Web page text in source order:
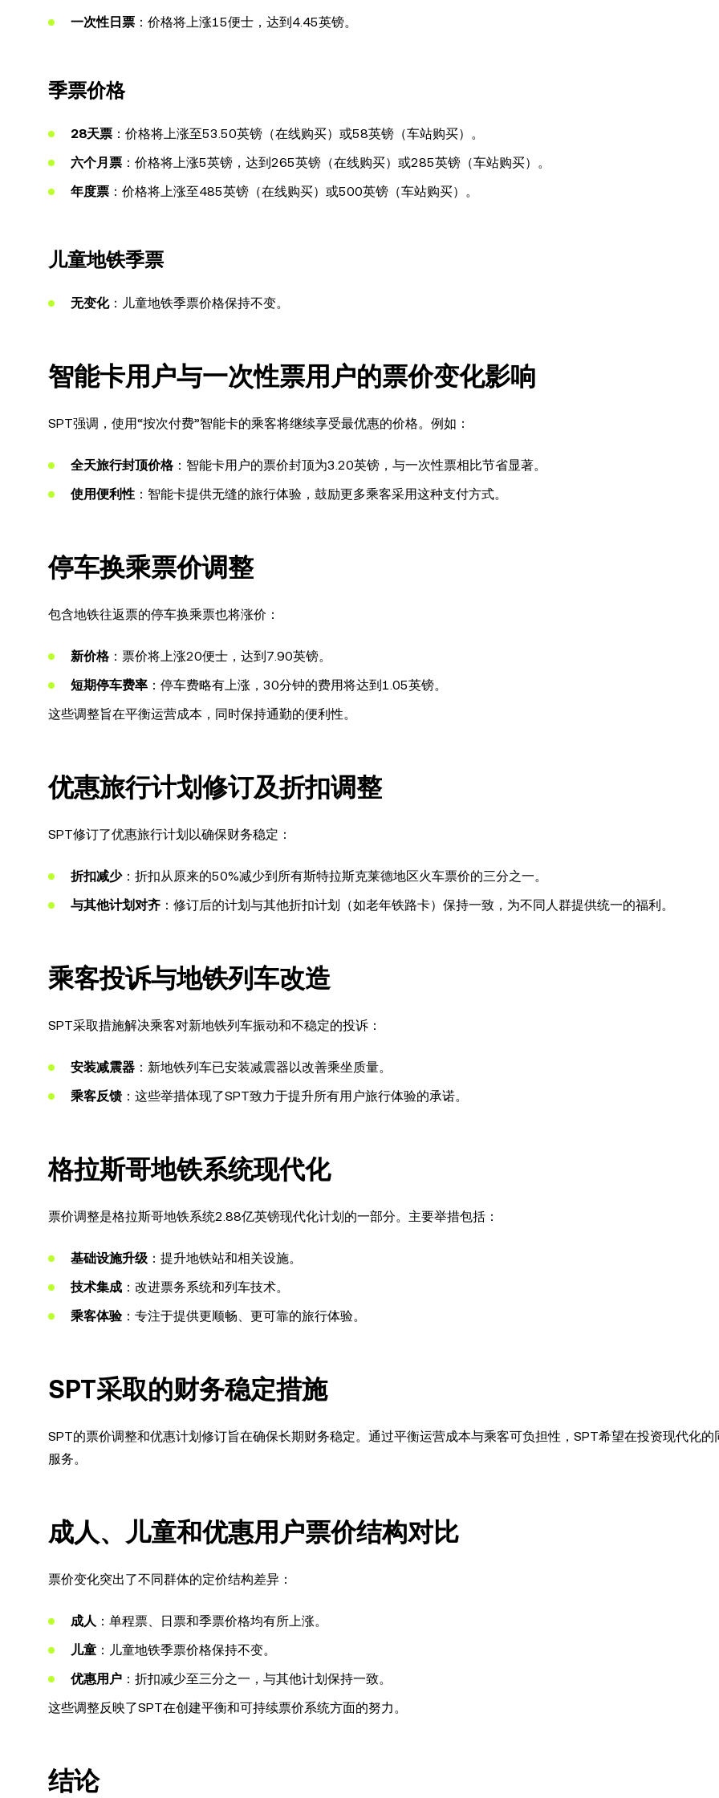
一次性日票 ：价格将上涨15便士，达到4.45英镑。
季票价格
28天票 ：价格将上涨至53.50英镑（在线购买）或58英镑（车站购买）。
六个月票 ：价格将上涨5英镑，达到265英镑（在线购买）或285英镑（车站购买）。
年度票 ：价格将上涨至485英镑（在线购买）或500英镑（车站购买）。
儿童地铁季票
无变化：儿童地铁季票价格保持不变。
智能卡用户与一次性票用户的票价变化影响
SPT强调，使用“按次付费”智能卡的乘客将继续享受最优惠的价格。例如：
全天旅行封顶价格：智能卡用户的票价封顶为3.20英镑，与一次性票相比节省显著。
使用便利性 ：智能卡提供无缝的旅行体验，鼓励更多乘客采用这种支付方式。
停车换乘票价调整
包含地铁往返票的停车换乘票也将涨价：
新价格：票价将上涨20便士，达到7.90英镑。
短期停车费率 ：停车费略有上涨，30分钟的费用将达到1.05英镑。
这些调整旨在平衡运营成本，同时保持通勤的便利性。
优惠旅行计划修订及折扣调整
SPT修订了优惠旅行计划以确保财务稳定：
折扣减少：折扣从原来的50%减少到所有斯特拉斯克莱德地区火车票价的三分之一。
与其他计划对齐 ：修订后的计划与其他折扣计划（如老年铁路卡）保持一致，为不同人群提供统一的福利。
乘客投诉与地铁列车改造
SPT采取措施解决乘客对新地铁列车振动和不稳定的投诉：
安装减震器 ：新地铁列车已安装减震器以改善乘坐质量。
乘客反馈 ：这些举措体现了SPT致力于提升所有用户旅行体验的承诺。
格拉斯哥地铁系统现代化
票价调整是格拉斯哥地铁系统2.88亿英镑现代化计划的一部分。主要举措包括：
基础设施升级 ：提升地铁站和相关设施。
技术集成 ：改进票务系统和列车技术。
乘客体验：专注于提供更顺畅、更可靠的旅行体验。
SPT采取的财务稳定措施
SPT的票价调整和优惠计划修订旨在确保长期财务稳定。通过平衡运营成本与乘客可负担性，SPT希望在投资现代化的
服务。
成人、儿童和优惠用户票价结构对比
票价变化突出了不同群体的定价结构差异：
成人 ：单程票、日票和季票价格均有所上涨。
儿童 ：儿童地铁季票价格保持不变。
优惠用户 ：折扣减少至三分之一，与其他计划保持一致。
这些调整反映了SPT在创建平衡和可持续票价系统方面的努力。
结论